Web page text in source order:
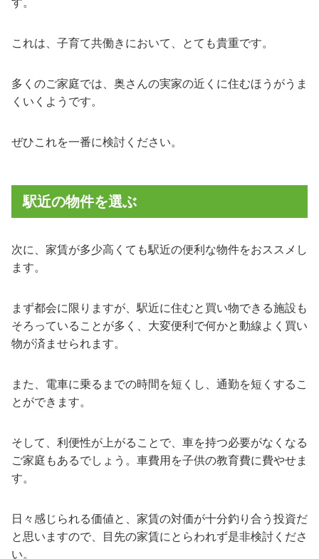
これは、子育て共働きにおいて、とても貴重です。
多くのご家庭では、奥さんの実家の近くに住むほうがうま
くいくようです。
ぜひこれを一番に検討ください。
駅近の物件を選ぶ
次に、家賃が多少高くても駅近の便利な物件をおススメし
ます。
まず都会に限りますが、駅近に住むと買い物できる施設も
そろっていることが多く、大変便利で何かと動線よく買い
物が済ませられます。
また、電車に乗るまでの時間を短くし、通勤を短くするこ
とができます。
そして、利便性が上がることで、車を持つ必要がなくなる
ご家庭もあるでしょう。車費用を子供の教育費に費やせま
す。
日々感じられる価値と、家賃の対価が十分釣り合う投資だ
と思いますので、目先の家賃にとらわれず是非検討くださ
い。